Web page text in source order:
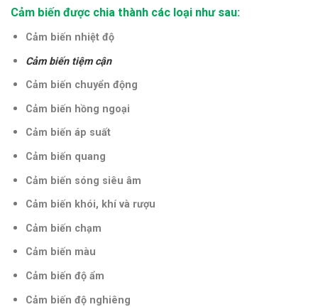
Cảm biến được chia thành các loại như sau:
Cảm biến nhiệt độ
Cảm biến tiệm cận
Cảm biến chuyển động
Cảm biến hồng ngoại
Cảm biến áp suất
Cảm biến quang
Cảm biến sóng siêu âm
Cảm biến khói, khí và rượu
Cảm biến chạm
Cảm biến màu
Cảm biến độ ẩm
Cảm biến độ nghiêng